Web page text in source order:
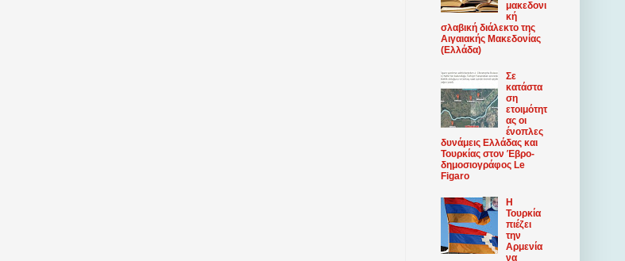
μακεδονι
κή
σλαβική διάλεκτο της
Αιγαιακής Μακεδονίας
(Ελλάδα)
Σε
κατάστα
ση
ετοιμότητ
ας οι
ένοπλες
δυνάμεις Ελλάδας και
Τουρκίας στον Έβρο-
δημοσιογράφος Le
Figaro
Η
Τουρκία
πιέζει
την
Αρμενία
να